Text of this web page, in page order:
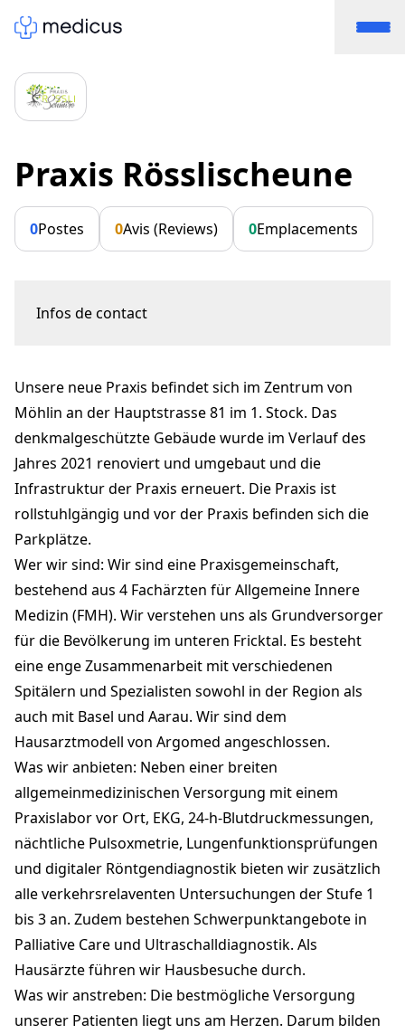
Praxis Rösslischeune
0Postes 0Avis (Reviews) 0Emplacements
Infos de contact
praxis.roesslischeune@hin.ch
+41 61 855 98 55
praxis-roesslischeune.ch
Unsere neue Praxis befindet sich im Zentrum von
Möhlin an der Hauptstrasse 81 im 1. Stock. Das
denkmalgeschützte Gebäude wurde im Verlauf des
Jahres 2021 renoviert und umgebaut und die
Infrastruktur der Praxis erneuert. Die Praxis ist
rollstuhlgängig und vor der Praxis befinden sich die
Parkplätze.
Wer wir sind: Wir sind eine Praxisgemeinschaft,
bestehend aus 4 Fachärzten für Allgemeine Innere
Medizin (FMH). Wir verstehen uns als Grundversorger
für die Bevölkerung im unteren Fricktal. Es besteht
eine enge Zusammenarbeit mit verschiedenen
Spitälern und Spezialisten sowohl in der Region als
auch mit Basel und Aarau. Wir sind dem
Hausarztmodell von Argomed angeschlossen.
Was wir anbieten: Neben einer breiten
allgemeinmedizinischen Versorgung mit einem
Praxislabor vor Ort, EKG, 24-h-Blutdruckmessungen,
nächtliche Pulsoxmetrie, Lungenfunktionsprüfungen
und digitaler Röntgendiagnostik bieten wir zusätzlich
alle verkehrsrelaventen Untersuchungen der Stufe 1
bis 3 an. Zudem bestehen Schwerpunktangebote in
Palliative Care und Ultraschalldiagnostik. Als
Hausärzte führen wir Hausbesuche durch.
Was wir anstreben: Die bestmögliche Versorgung
unserer Patienten liegt uns am Herzen. Darum bilden